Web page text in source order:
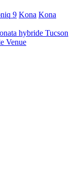
9 Kona Kona
hybride Tucson
Venue